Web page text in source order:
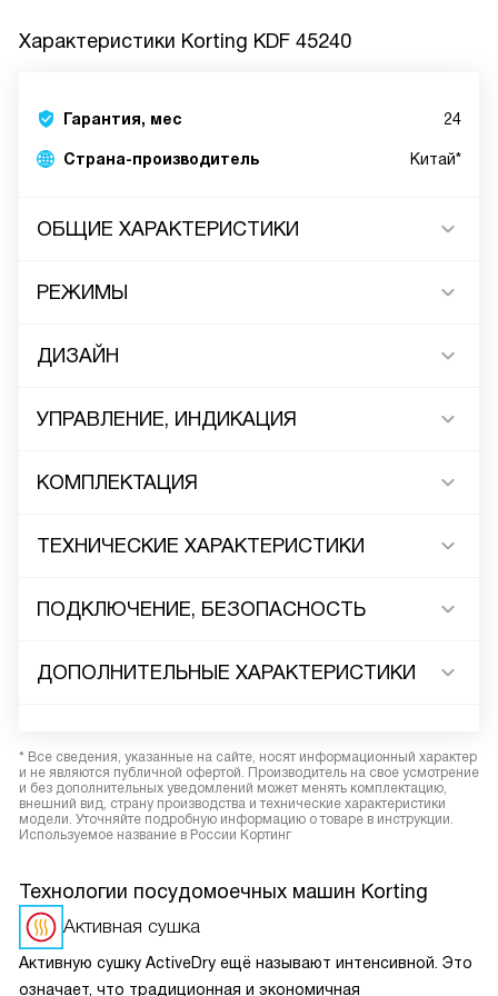
Характеристики Korting KDF 45240
Гарантия, мес 24
Страна-производитель Китай*
ОБЩИЕ ХАРАКТЕРИСТИКИ
РЕЖИМЫ
ДИЗАЙН
УПРАВЛЕНИЕ, ИНДИКАЦИЯ
КОМПЛЕКТАЦИЯ
ТЕХНИЧЕСКИЕ ХАРАКТЕРИСТИКИ
ПОДКЛЮЧЕНИЕ, БЕЗОПАСНОСТЬ
ДОПОЛНИТЕЛЬНЫЕ ХАРАКТЕРИСТИКИ
* Все сведения, указанные на сайте, носят информационный характер
и не являются публичной офертой. Производитель на свое усмотрение
и без дополнительных уведомлений может менять комплектацию,
внешний вид, страну производства и технические характеристики
модели. Уточняйте подробную информацию о товаре в инструкции.
Используемое название в России Кортинг
Технологии посудомоечных машин Korting
Активная сушка
Активную сушку ActiveDry ещё называют интенсивной. Это
означает, что традиционная и экономичная